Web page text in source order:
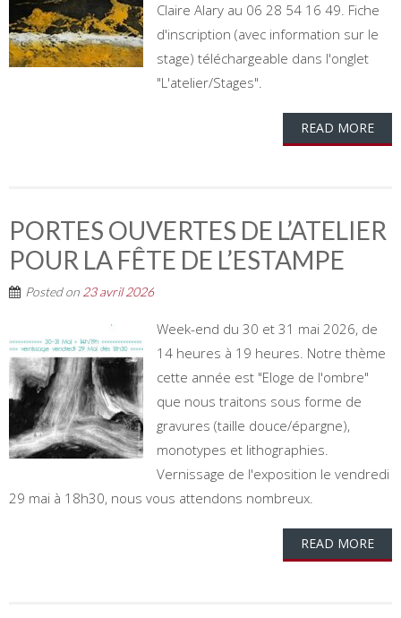
Claire Alary au 06 28 54 16 49. Fiche
d'inscription (avec information sur le
stage) téléchargeable dans l'onglet
"L'atelier/Stages".
READ MORE
PORTES OUVERTES DE L’ATELIER
POUR LA FÊTE DE L’ESTAMPE
Posted on 23 avril 2026
Week-end du 30 et 31 mai 2026, de
14 heures à 19 heures. Notre thème
cette année est "Eloge de l'ombre"
que nous traitons sous forme de
gravures (taille douce/épargne),
monotypes et lithographies.
Vernissage de l'exposition le vendredi
29 mai à 18h30, nous vous attendons nombreux.
READ MORE